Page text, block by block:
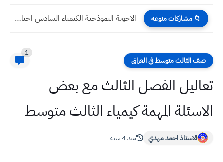
📁 مشاركات منوعه الاجوبة النموذجية الكيمياء السادس احيائي 2022 الدور الاول
صف الثالث متوسط في العراق
1
تعاليل الفصل الثالث مع بعض
الاسئلة المهمة كيمياء الثالث متوسط
الاستاذ احمد مهدي منذ 4 سنة